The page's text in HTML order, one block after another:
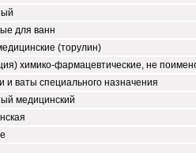
для ванн
(торулин)
химико-фармацевтические, не
и ваты специального назначения
медицинский